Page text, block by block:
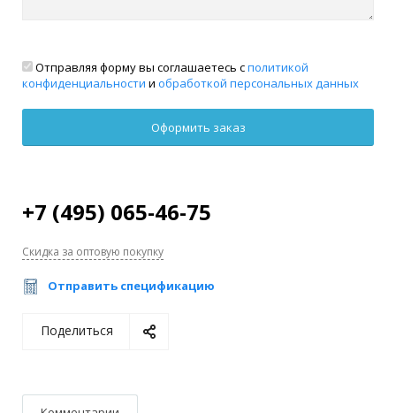
Отправляя форму вы соглашаетесь сполитикой
конфиденциальности и обработкой персональных данных
+7 (495) 065-46-75
Скидка за оптовую покупку
Отправить спецификацию
Поделиться